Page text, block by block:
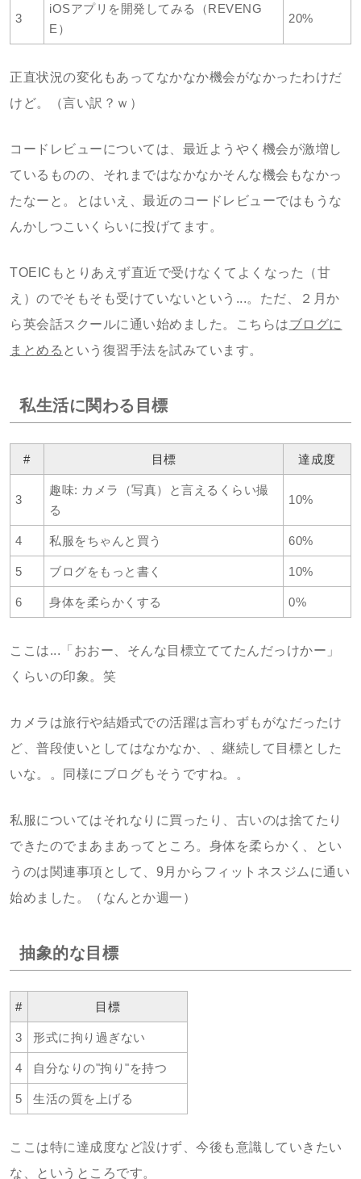
3
iOSアプリを開発してみる（REVENG
E）
20%
正直状況の変化もあってなかなか機会がなかったわけだ
けど。（言い訳？ｗ）
コードレビューについては、最近ようやく機会が激増し
ているものの、それまではなかなかそんな機会もなかっ
たなーと。とはいえ、最近のコードレビューではもうな
んかしつこいくらいに投げてます。
TOEICもとりあえず直近で受けなくてよくなった（甘
え）のでそもそも受けていないという...。ただ、２月か
ら英会話スクールに通い始めました。こちらはブログに
まとめる という復習手法を試みています。
私生活に関わる目標
# 目標 達成度
3
趣味: カメラ（写真）と言えるくらい撮
る
10%
4 私服をちゃんと買う 60%
5 ブログをもっと書く 10%
6 身体を柔らかくする 0%
ここは...「おおー、そんな目標立ててたんだっけかー」
くらいの印象。笑
カメラは旅行や結婚式での活躍は言わずもがなだったけ
ど、普段使いとしてはなかなか、、継続して目標とした
いな。。同様にブログもそうですね。。
私服についてはそれなりに買ったり、古いのは捨てたり
できたのでまあまあってところ。身体を柔らかく、とい
うのは関連事項として、9月からフィットネスジムに通い
始めました。（なんとか週一）
抽象的な目標
# 目標
3 形式に拘り過ぎない
4 自分なりの"拘り"を持つ
5 生活の質を上げる
ここは特に達成度など設けず、今後も意識していきたい
な、というところです。